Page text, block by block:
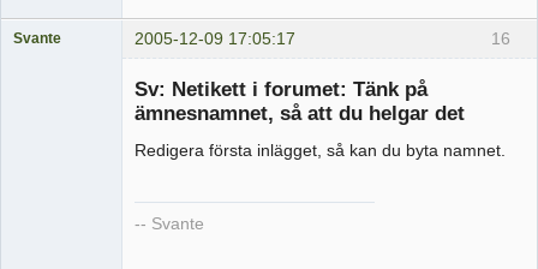
16
Svante 2005-12-09 17:05:17
Sv: Netikett i forumet: Tänk på
ämnesnamnet, så att du helgar det
Redigera första inlägget, så kan du byta namnet.
-- Svante